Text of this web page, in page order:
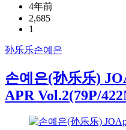
4年前
2,685
1
孙乐乐손예은
손예은(孙乐乐)
APR Vol.2(79P/